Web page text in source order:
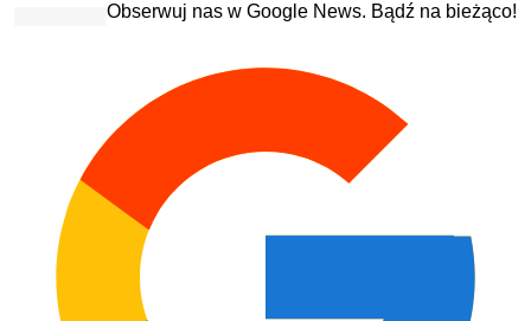
Obserwuj nas w Google News. Bądź na bieżąco!